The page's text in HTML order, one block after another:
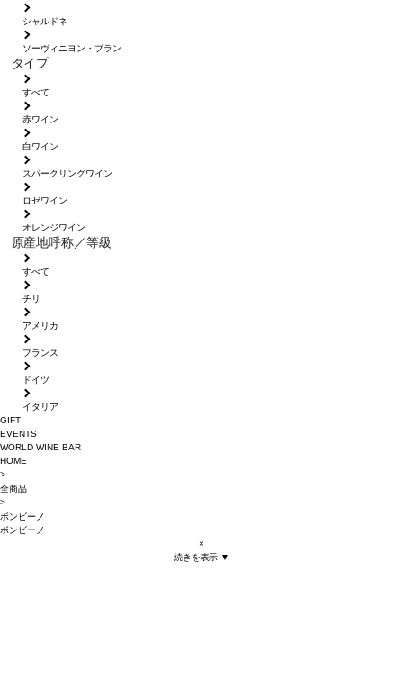
シャルドネ
ソーヴィニヨン・ブラン
タイプ
すべて
赤ワイン
白ワイン
スパークリングワイン
ロゼワイン
オレンジワイン
原産地呼称／等級
すべて
チリ
アメリカ
フランス
ドイツ
イタリア
GIFT
EVENTS
WORLD WINE BAR
HOME
>
全商品
>
ボンビーノ
ボンビーノ
×
続きを表示 ▼